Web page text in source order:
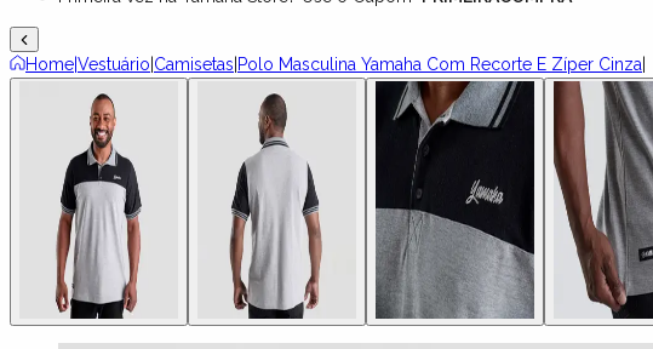
HomeVestuário Camisetas Polo Masculina Yamaha Com Recorte E Zíper Cinza